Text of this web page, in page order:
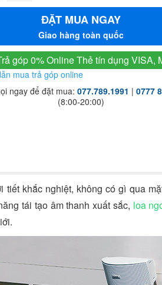
ĐẶT MUA NGAY
Giao hàng toàn quốc
góp 0% OnlineThẻ tín dụng VISA,
mua trả góp online
ngay để đặt mua: 077.789.1991 | 0777
(8:00-20:00)
khắc nghiệt, không có gì qua
tái tạo âm thanh xuất sắc, loa